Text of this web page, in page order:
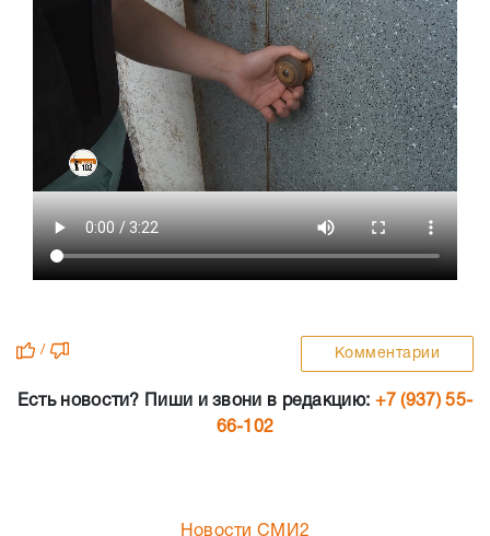
/ Комментарии
Есть новости? Пиши и звони в редакцию: +7 (937) 55-
66-102
Новости СМИ2